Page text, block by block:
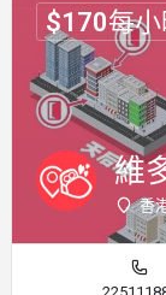
維
香
$170每